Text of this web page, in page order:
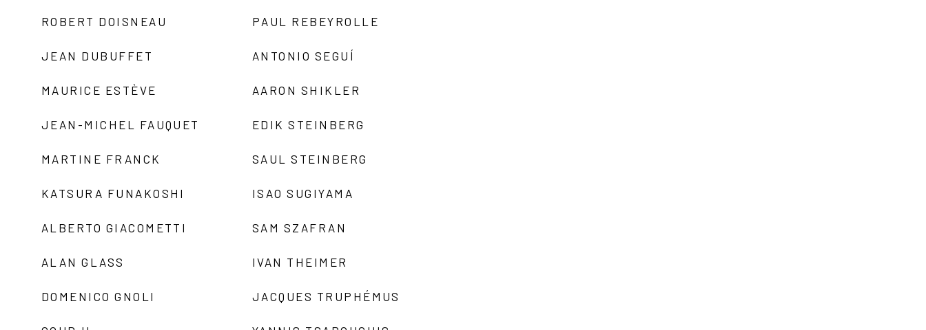
ROBERT DOISNEAU
JEAN DUBUFFET
MAURICE ESTÈVE
JEAN-MICHEL FAUQUET
MARTINE FRANCK
KATSURA FUNAKOSHI
ALBERTO GIACOMETTI
ALAN GLASS
DOMENICO GNOLI
PAUL REBEYROLLE
ANTONIO SEGUÍ
AARON SHIKLER
EDIK STEINBERG
SAUL STEINBERG
ISAO SUGIYAMA
SAM SZAFRAN
IVAN THEIMER
JACQUES TRUPHÉMUS